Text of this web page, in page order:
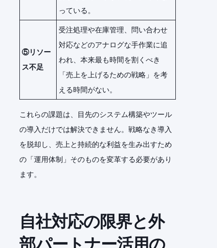
っている。
⑤リソー
ス不足
受注処理や在庫管理、問い合わせ
対応などのアナログな手作業に追
われ、本来最も時間を割くべき
「売上を上げるための戦略」を考
える時間がない。
これらの課題は、目先のシステム構築やツール
の導入だけでは解決できません。戦略なき導入
を脱却し、売上と持続的な利益を生み出すため
の「運用体制」そのものを変革する必要があり
ます。
自社対応の限界と外
部パートナー活用の